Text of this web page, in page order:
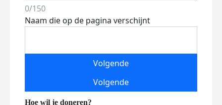
0/150
Naam die op de pagina verschijnt
Volgende
Volgende